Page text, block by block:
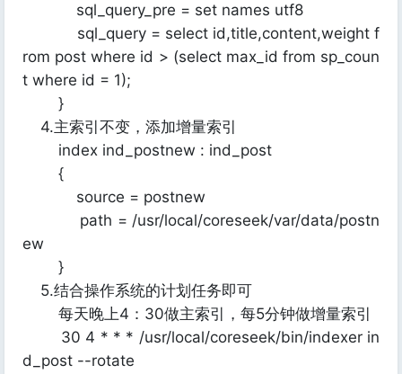
sql_query_pre = set names utf8
sql_query = select id,title,content,weight f
rom post where id > (select max_id from sp_coun
t where id = 1);
}
4.主索引不变，添加增量索引
index ind_postnew : ind_post
{
source = postnew
path = /usr/local/coreseek/var/data/postn
ew
}
5.结合操作系统的计划任务即可
每天晚上4：30做主索引，每5分钟做增量索引
30 4 * * * /usr/local/coreseek/bin/indexer in
d_post --rotate